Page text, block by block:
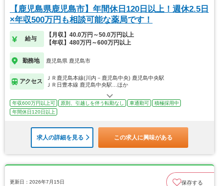
【鹿児島県鹿児島市】年間休日120日以上！週休2.5日
×年収500万円も相談可能な薬局です！
給与
【月収】40.0万円～50.0万円以上
【年収】480万円～600万円以上
勤務地 鹿児島県 鹿児島市
アクセス
ＪＲ鹿児島本線(川内－鹿児島中央) 鹿児島中央駅
ＪＲ日豊本線 鹿児島中央駅…ほか
年収600万円以上可 原則、引越しを伴う転勤なし 車通勤可
積極採用中
年間休日120日以上
求人の詳細を見る この求人に興味がある
更新日：2026年7月15日 保存する